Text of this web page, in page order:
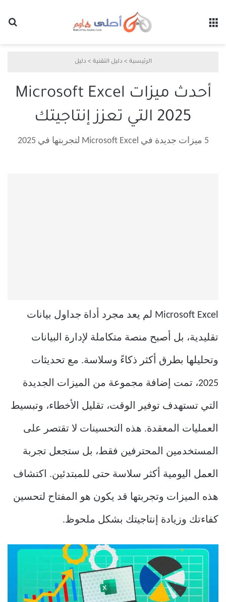
الرئيسية > دليل التقنية > دليل
أحدث ميزات Microsoft Excel
2025 التي تعزز إنتاجيتك
5 ميزات جديدة في Microsoft Excel لتجربتها في 2025
Microsoft Excel لم يعد مجرد أداة جداول بيانات
تقليدية، بل أصبح منصة متكاملة لإدارة البيانات
وتحليلها بطرق أكثر ذكاءً وسلاسة. مع تحديثات
2025، تمت إضافة مجموعة من الميزات الجديدة
التي تستهدف توفير الوقت، تقليل الأخطاء، وتبسيط
العمليات المعقدة. هذه التحسينات لا تقتصر على
المستخدمين المحترفين فقط، بل ستجعل تجربة
العمل اليومية أكثر سلاسة حتى للمبتدئين. اكتشاف
هذه الميزات وتجربتها قد يكون هو المفتاح لتحسين
كفاءتك وزيادة إنتاجيتك بشكل ملحوظ.